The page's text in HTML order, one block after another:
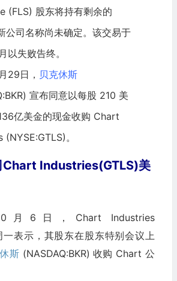
(FLS) 股东将持有剩余的
公司名称尚未确定。该交易于
以失败告终。
29日， 贝克休斯
宣布同意以每股 210 美
亿美金的现金收购 Chart
。
Chart Industries(GTLS)美
月6日，Chart Industries
一表示，其股东在股东特别会议上
斯 (NASDAQ:BKR) 收购 Chart 公